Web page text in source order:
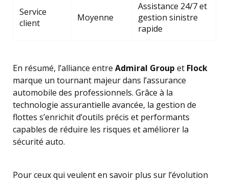
Service
client
Moyenne
Assistance 24/7 et
gestion sinistre
rapide
En résumé, l’alliance entre Admiral Group et Flock
marque un tournant majeur dans l’assurance
automobile des professionnels. Grâce à la
technologie assurantielle avancée, la gestion de
flottes s’enrichit d’outils précis et performants
capables de réduire les risques et améliorer la
sécurité auto.
Pour ceux qui veulent en savoir plus sur l’évolution